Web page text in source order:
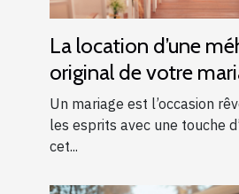
La location d’une
original de votre
!Un mariage est l’occasion
les esprits avec une touche
cet...